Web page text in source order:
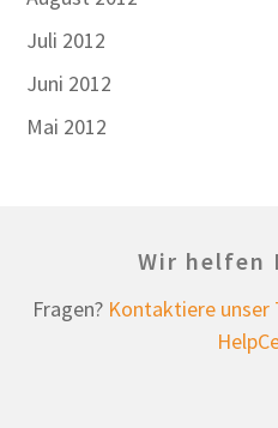
Juli 2012
Juni 2012
Mai 2012
Wir helfen
Fragen? Kontaktiere unser